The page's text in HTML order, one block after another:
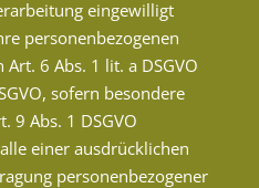
eingewilligt
personenbezogenen
6 Abs. 1 lit. a DSGVO
sofern besondere
9 Abs. 1 DSGVO
einer ausdrücklichen
personenbezogener